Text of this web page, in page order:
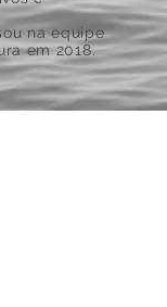
na equipe
em 2018.